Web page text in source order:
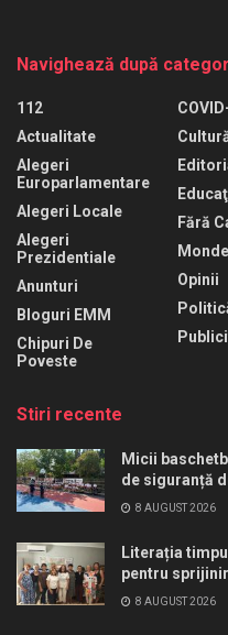
Navighează după
112
Actualitate
Alegeri
Europarlamentare
Alegeri Locale
Alegeri
Prezidentiale
Anunturi
Bloguri EMM
Chipuri De
Poveste
Fără
Opinii
Stiri recente
Micii
de siguranță
8 AUGUST 2026
Literația
pentru
8 AUGUST 2026